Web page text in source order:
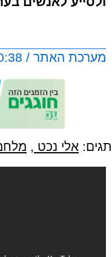
מערכת האתר / 20:38 30.10.22
תגים: אלי נכט ,